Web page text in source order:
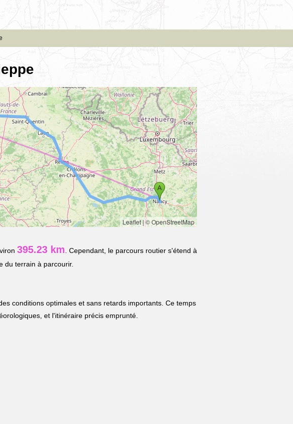
Leaflet|© OpenStreetMap
395.23 km . Cependant, le parcours routier s'étend à
du terrain à parcourir.
des conditions optimales et sans retards importants. Ce temps
et l'itinéraire précis emprunté.